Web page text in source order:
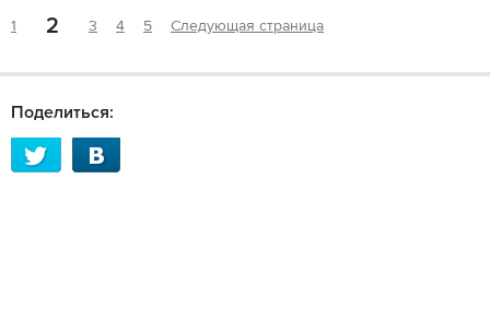
1 2 3 4 5 Следующая страница
Поделиться: